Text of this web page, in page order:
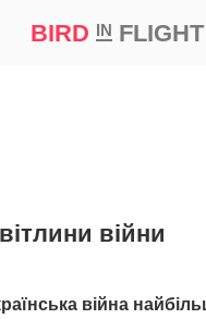
BIRD INFLIGHT
війни
війна